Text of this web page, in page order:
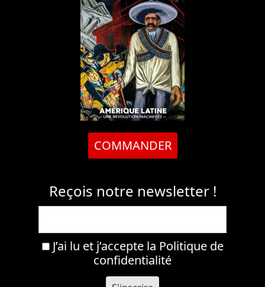
COMMANDER
Reçois notre newsletter !
J’ai lu et j’accepte la Politique de
confidentialité